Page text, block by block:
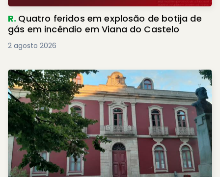
R. Quatro feridos em explosão de botija de
gás em incêndio em Viana do Castelo
2 agosto 2026